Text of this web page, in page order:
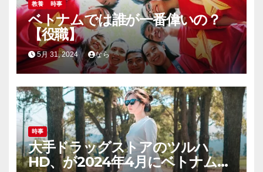
教養 時事
ベトナムでは誰が一番偉いの？
【役職】
5月 31, 2024 なら
時事
大手ドラッグストアのツルハ
HD、が2024年4月にベトナムへ